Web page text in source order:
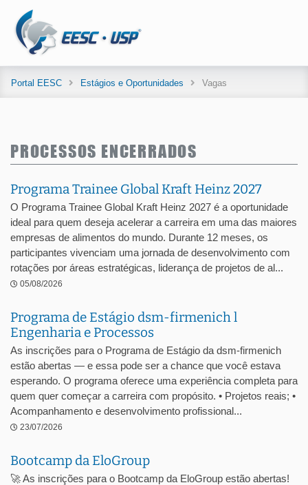
Portal EESC Estágios e Oportunidades Vagas
PROCESSOS ENCERRADOS
Programa Trainee Global Kraft Heinz 2027
O Programa Trainee Global Kraft Heinz 2027 é a oportunidade
ideal para quem deseja acelerar a carreira em uma das maiores
empresas de alimentos do mundo. Durante 12 meses, os
participantes vivenciam uma jornada de desenvolvimento com
rotações por áreas estratégicas, liderança de projetos de al...
05/08/2026
Programa de Estágio dsm-firmenich l
Engenharia e Processos
As inscrições para o Programa de Estágio da dsm-firmenich
estão abertas — e essa pode ser a chance que você estava
esperando. O programa oferece uma experiência completa para
quem quer começar a carreira com propósito. • Projetos reais; •
Acompanhamento e desenvolvimento profissional...
23/07/2026
Bootcamp da EloGroup
🚀 As inscrições para o Bootcamp da EloGroup estão abertas!